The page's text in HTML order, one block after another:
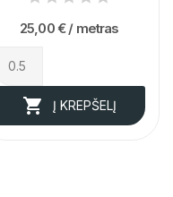
25,00 € / metras
 Į KREPŠELĮ